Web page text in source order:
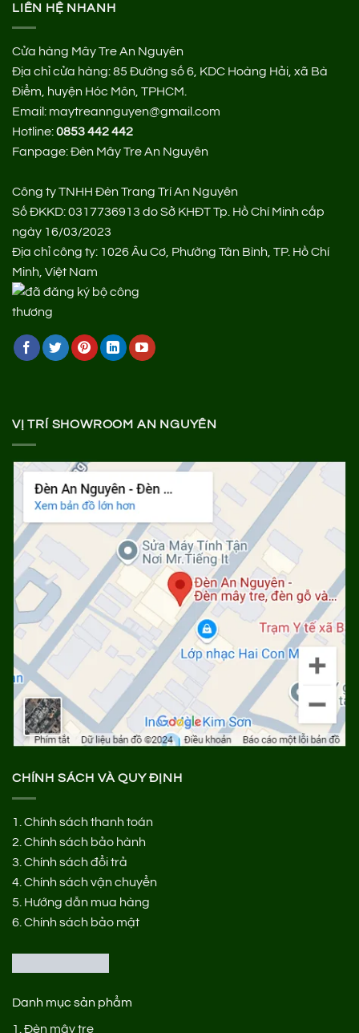
LIÊN HỆ NHANH
Cửa hàng Mây Tre An Nguyên
Địa chỉ cửa hàng:85 Đường số 6, KDC Hoàng Hải, xã Bà
Điểm, huyện Hóc Môn, TPHCM.
Email: maytreannguyen@gmail.com
Hotline:0853 442 442
Fanpage:Đèn Mây Tre An Nguyên
Công ty TNHH Đèn Trang Trí An Nguyên
Số ĐKKD: 0317736913 do Sở KHĐT Tp. Hồ Chí Minh cấp
ngày 16/03/2023
Địa chỉ công ty: 1026 Âu Cơ, Phường Tân Bình, TP. Hồ Chí
Minh, Việt Nam
VỊ TRÍ SHOWROOM AN NGUYÊN
CHÍNH SÁCH VÀ QUY ĐỊNH
1. Chính sách thanh toán
2. Chính sách bảo hành
3. Chính sách đổi trả
4. Chính sách vận chuyển
5. Hướng dẫn mua hàng
6. Chính sách bảo mật
Danh mục sản phẩm
1. Đèn mây tre